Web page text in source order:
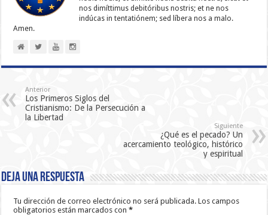
nos dimíttimus debitóribus nostris; et ne nos
indúcas in ten­ta­tiónem; sed líbera nos a malo.
Amen.
Anterior
Los Primeros Siglos del
Cristianismo: De la Persecución a
la Libertad
Siguiente
¿Qué es el pecado? Un
acercamiento teológico, histórico
y espiritual
Deja una respuesta
Tu dirección de correo electrónico no será publicada. Los campos
obligatorios están marcados con*